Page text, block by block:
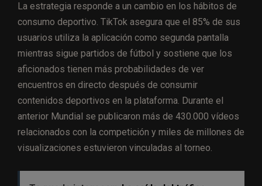
La estrategia responde a un cambio en los hábitos de
consumo deportivo. TikTok asegura que el 85% de sus
usuarios utiliza la aplicación como segunda pantalla
mientras sigue partidos de fútbol y sostiene que los
aficionados tienen más probabilidades de ver
encuentros en directo después de consumir
contenidos deportivos en la plataforma. Durante el
anterior Mundial se publicaron más de 430.000 vídeos
relacionados con la competición y miles de millones de
visualizaciones estuvieron vinculadas al torneo.